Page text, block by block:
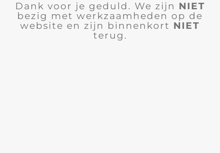
Dank voor je geduld. We zijn NIET
bezig met werkzaamheden op de
website en zijn binnenkort NIET
terug.